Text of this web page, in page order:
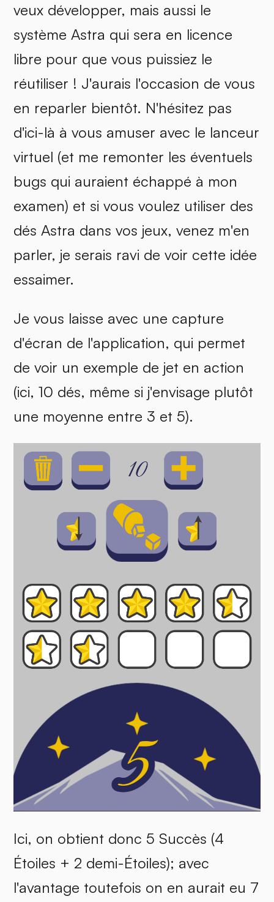
veux développer, mais aussi le
système Astra qui sera en licence
libre pour que vous puissiez le
réutiliser ! J'aurais l'occasion de vous
en reparler bientôt. N'hésitez pas
d'ici-là à vous amuser avec le lanceur
virtuel (et me remonter les éventuels
bugs qui auraient échappé à mon
examen) et si vous voulez utiliser des
dés Astra dans vos jeux, venez m'en
parler, je serais ravi de voir cette idée
essaimer.
Je vous laisse avec une capture
d'écran de l'application, qui permet
de voir un exemple de jet en action
(ici, 10 dés, même si j'envisage plutôt
une moyenne entre 3 et 5).
Ici, on obtient donc 5 Succès (4
Étoiles + 2 demi-Étoiles); avec
l'avantage toutefois on en aurait eu 7